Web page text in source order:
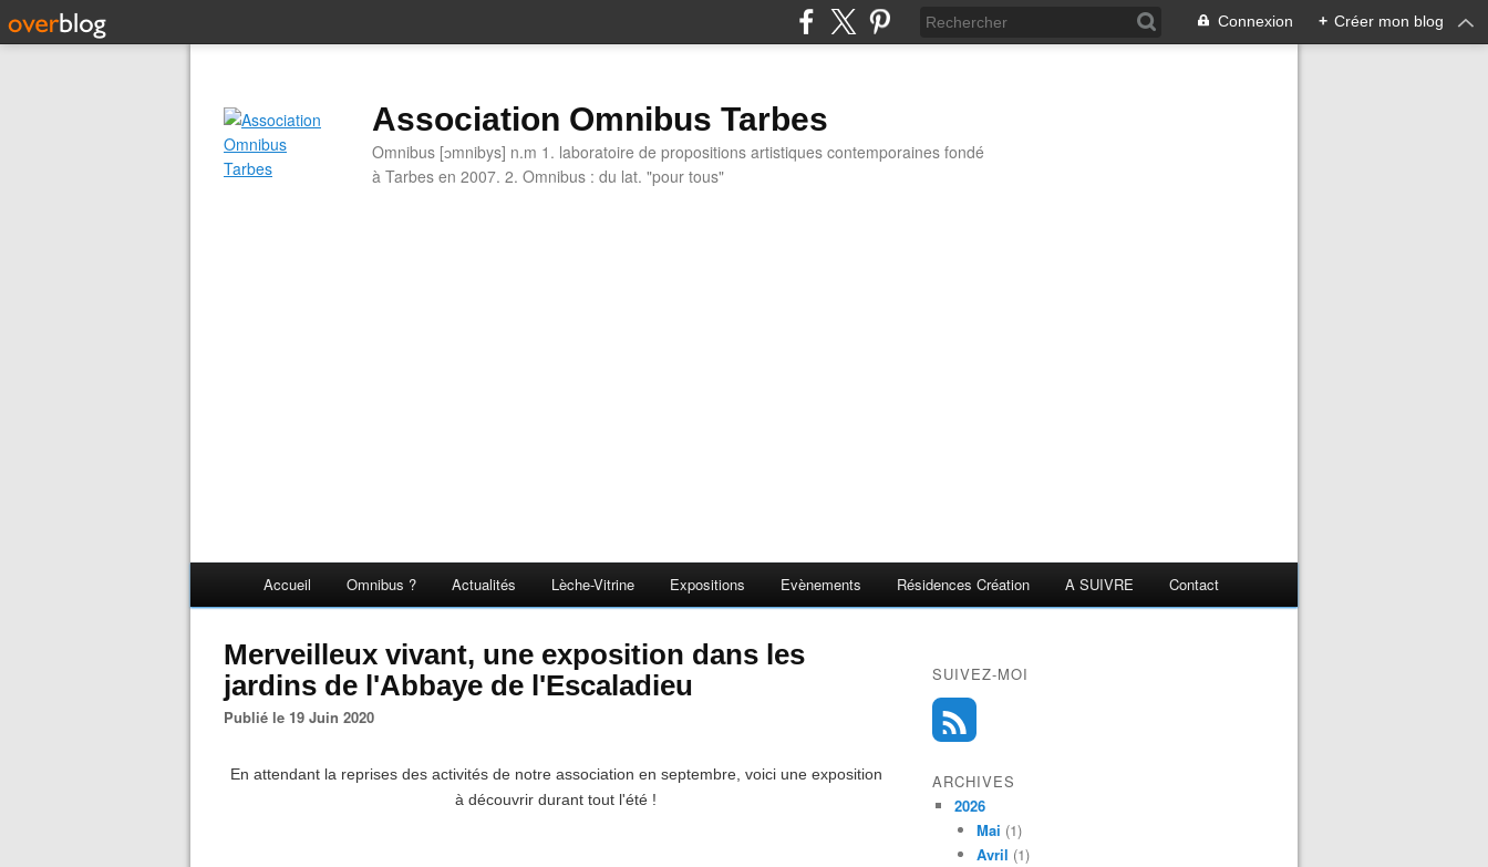
Connexion + Créer mon blog
Association Omnibus Tarbes
Omnibus [ɔmnibys] n.m 1. laboratoire de propositions artistiques contemporaines fondé
à Tarbes en 2007. 2. Omnibus : du lat. "pour tous"
Accueil Omnibus ? Actualités Lèche-Vitrine Expositions Evènements Résidences Création A SUIVRE Contact
Merveilleux vivant, une exposition dans les
jardins de l'Abbaye de l'Escaladieu
Publié le 19 Juin 2020
En attendant la reprises des activités de notre association en septembre, voici une exposition
à découvrir durant tout l'été !
SUIVEZ-MOI
ARCHIVES
2026
Mai (1)
Avril (1)